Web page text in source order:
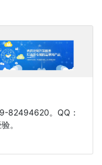
82494620。QQ：
。